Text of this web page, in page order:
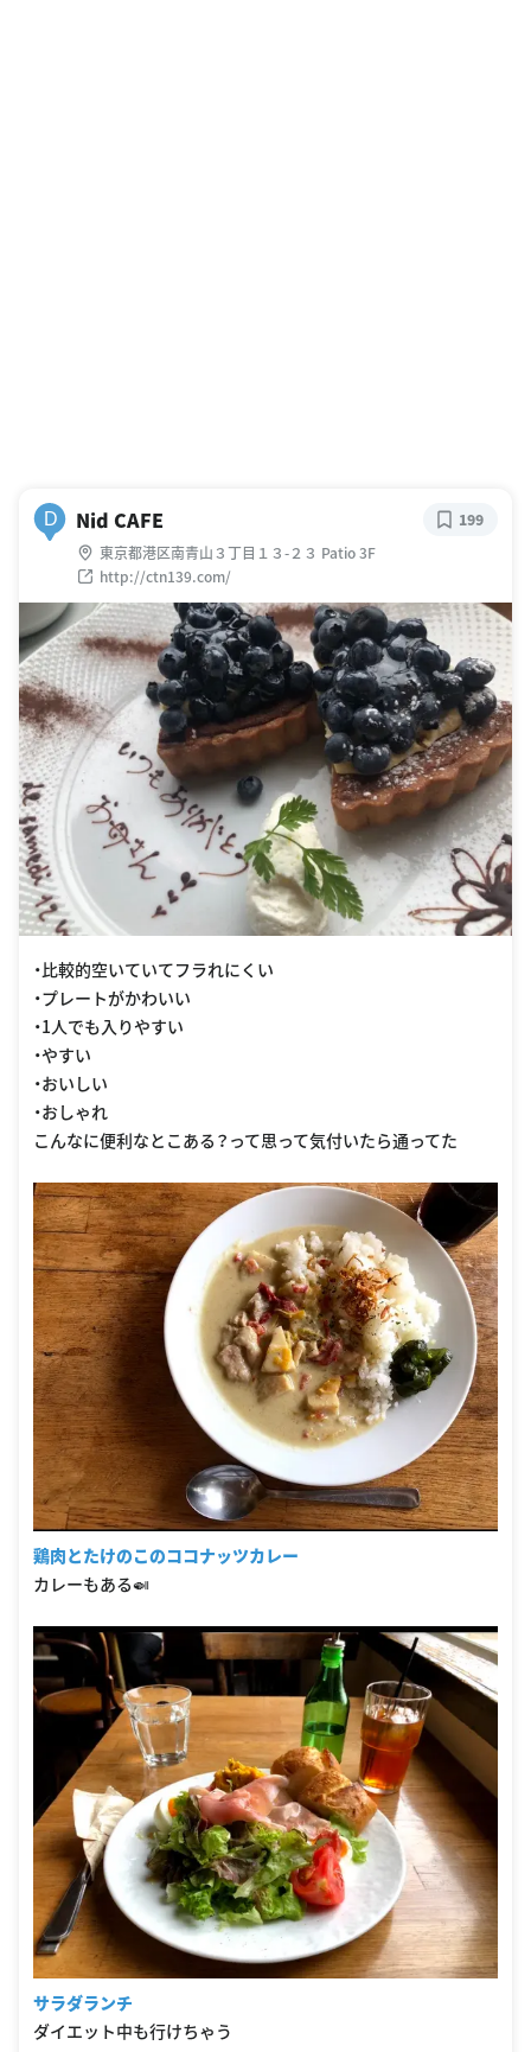
D Nid CAFE
東京都港区南青山３丁目１３-２３ Patio 3F
http://ctn139.com/
199
・比較的空いていてフラれにくい
・プレートがかわいい
・1人でも入りやすい
・やすい
・おいしい
・おしゃれ
こんなに便利なとこある？って思って気付いたら通ってた
鶏肉とたけのこのココナッツカレー
カレーもある🍛
サラダランチ
ダイエット中も行けちゃう